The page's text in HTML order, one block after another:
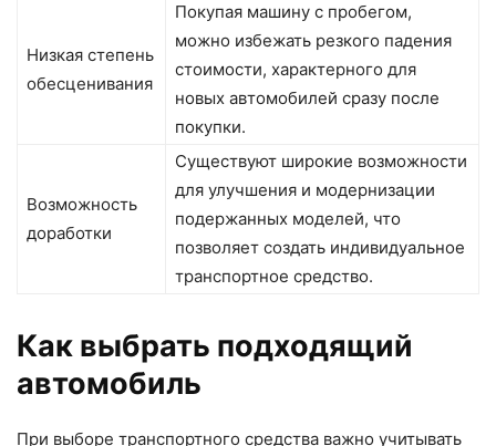
Низкая степень
обесценивания
Покупая машину с пробегом,
можно избежать резкого падения
стоимости, характерного для
новых автомобилей сразу после
покупки.
Возможность
доработки
Существуют широкие возможности
для улучшения и модернизации
подержанных моделей, что
позволяет создать индивидуальное
транспортное средство.
Как выбрать подходящий
автомобиль
При выборе транспортного средства важно учитывать